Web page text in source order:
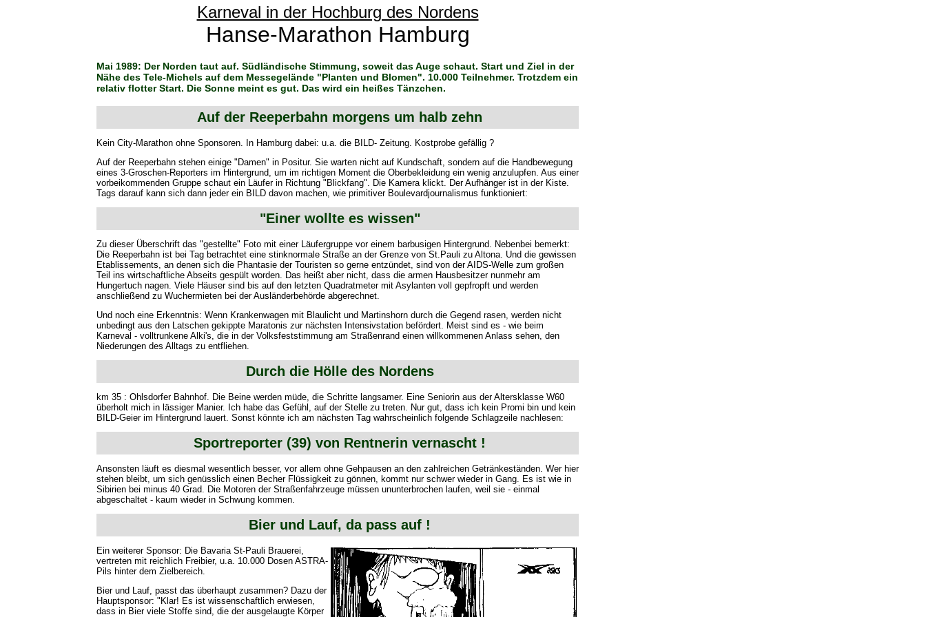
Karneval in der Hochburg des Nordens
Hanse-Marathon Hamburg
Mai 1989: Der Norden taut auf. Südländische Stimmung, soweit das Auge schaut. Start und Ziel in der
Nähe des Tele-Michels auf dem Messegelände "Planten und Blomen". 10.000 Teilnehmer. Trotzdem ein
relativ flotter Start. Die Sonne meint es gut. Das wird ein heißes Tänzchen.
Auf der Reeperbahn morgens um halb zehn
Kein City-Marathon ohne Sponsoren. In Hamburg dabei: u.a. die BILD- Zeitung. Kostprobe gefällig ?
Auf der Reeperbahn stehen einige "Damen" in Positur. Sie warten nicht auf Kundschaft, sondern auf die Handbewegung
eines 3-Groschen-Reporters im Hintergrund, um im richtigen Moment die Oberbekleidung ein wenig anzulupfen. Aus einer
vorbeikommenden Gruppe schaut ein Läufer in Richtung "Blickfang". Die Kamera klickt. Der Aufhänger ist in der Kiste.
Tags darauf kann sich dann jeder ein BILD davon machen, wie primitiver Boulevardjournalismus funktioniert:
"Einer wollte es wissen"
Zu dieser Überschrift das "gestellte" Foto mit einer Läufergruppe vor einem barbusigen Hintergrund. Nebenbei bemerkt:
Die Reeperbahn ist bei Tag betrachtet eine stinknormale Straße an der Grenze von St.Pauli zu Altona. Und die gewissen
Etablissements, an denen sich die Phantasie der Touristen so gerne entzündet, sind von der AIDS-Welle zum großen
Teil ins wirtschaftliche Abseits gespült worden. Das heißt aber nicht, dass die armen Hausbesitzer nunmehr am
Hungertuch nagen. Viele Häuser sind bis auf den letzten Quadratmeter mit Asylanten voll gepfropft und werden
anschließend zu Wuchermieten bei der Ausländerbehörde abgerechnet.
Und noch eine Erkenntnis: Wenn Krankenwagen mit Blaulicht und Martinshorn durch die Gegend rasen, werden nicht
unbedingt aus den Latschen gekippte Maratonis zur nächsten Intensivstation befördert. Meist sind es - wie beim
Karneval - volltrunkene Alki's, die in der Volksfeststimmung am Straßenrand einen willkommenen Anlass sehen, den
Niederungen des Alltags zu entfliehen.
Durch die Hölle des Nordens
km 35 : Ohlsdorfer Bahnhof. Die Beine werden müde, die Schritte langsamer. Eine Seniorin aus der Altersklasse W60
überholt mich in lässiger Manier. Ich habe das Gefühl, auf der Stelle zu treten. Nur gut, dass ich kein Promi bin und kein
BILD-Geier im Hintergrund lauert. Sonst könnte ich am nächsten Tag wahrscheinlich folgende Schlagzeile nachlesen:
Sportreporter (39) von Rentnerin vernascht !
Ansonsten läuft es diesmal wesentlich besser, vor allem ohne Gehpausen an den zahlreichen Getränkeständen. Wer hier
stehen bleibt, um sich genüsslich einen Becher Flüssigkeit zu gönnen, kommt nur schwer wieder in Gang. Es ist wie in
Sibirien bei minus 40 Grad. Die Motoren der Straßenfahrzeuge müssen ununterbrochen laufen, weil sie - einmal
abgeschaltet - kaum wieder in Schwung kommen.
Bier und Lauf, da pass auf !
Ein weiterer Sponsor: Die Bavaria St-Pauli Brauerei,
vertreten mit reichlich Freibier, u.a. 10.000 Dosen ASTRA-
Pils hinter dem Zielbereich.
Bier und Lauf, passt das überhaupt zusammen? Dazu der
Hauptsponsor: "Klar! Es ist wissenschaftlich erwiesen,
dass in Bier viele Stoffe sind, die der ausgelaugte Körper